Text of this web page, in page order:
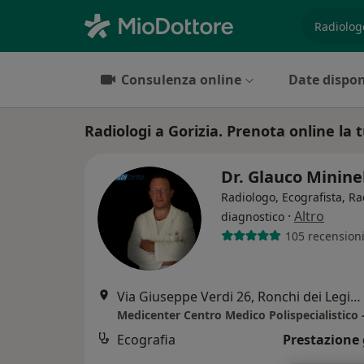
Consulenza online Date
Radiologi a Gorizia. Prenota online la
Dr. Glauco
Radiologo, Ecografista,
diagnostico · Altro
105 recensioni
Via Giuseppe Verdi 26, Ronchi dei Legionari
Ecografia